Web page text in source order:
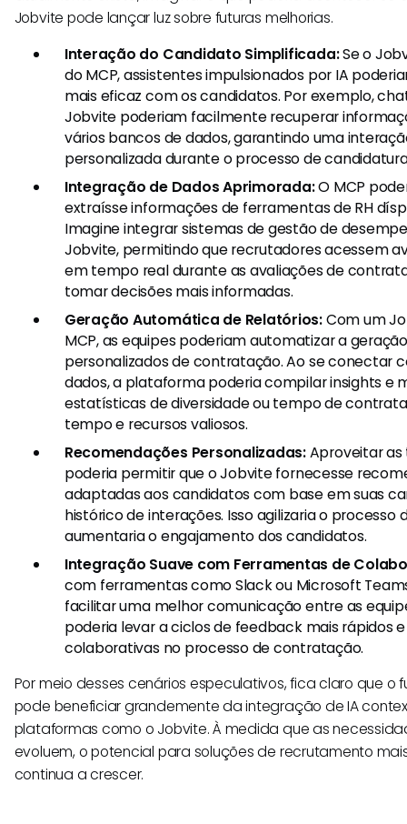
Jobvite pode lançar luz sobre futuras melhorias.
Interação do Candidato Simplificada:Se o
do MCP, assistentes impulsionados por IA
mais eficaz com os candidatos. Por exemplo,
Jobvite poderiam facilmente recuperar
vários bancos de dados, garantindo uma
personalizada durante o processo de
Integração de Dados Aprimorada:O MCP
extraísse informações de ferramentas de RH
Imagine integrar sistemas de gestão de
Jobvite, permitindo que recrutadores acessem
em tempo real durante as avaliações de
tomar decisões mais informadas.
Geração Automática de Relatórios:Com um
MCP, as equipes poderiam automatizar a
personalizados de contratação. Ao se conectar
dados, a plataforma poderia compilar insights e
estatísticas de diversidade ou tempo de
tempo e recursos valiosos.
Recomendações Personalizadas:Aproveitar as
poderia permitir que o Jobvite fornecesse
adaptadas aos candidatos com base em suas
histórico de interações. Isso agilizaria o processo
aumentaria o engajamento dos candidatos.
Integração Suave com Ferramentas de
com ferramentas como Slack ou Microsoft
facilitar uma melhor comunicação entre as
poderia levar a ciclos de feedback mais rápidos
colaborativas no processo de contratação.
Por meio desses cenários especulativos, fica claro que o
pode beneficiar grandemente da integração de IA
plataformas como o Jobvite. À medida que as
evoluem, o potencial para soluções de recrutamento
continua a crescer.